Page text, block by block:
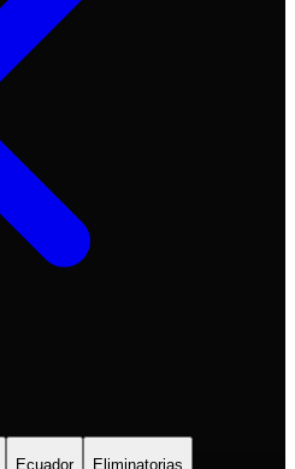
Ecuador Eliminatorias